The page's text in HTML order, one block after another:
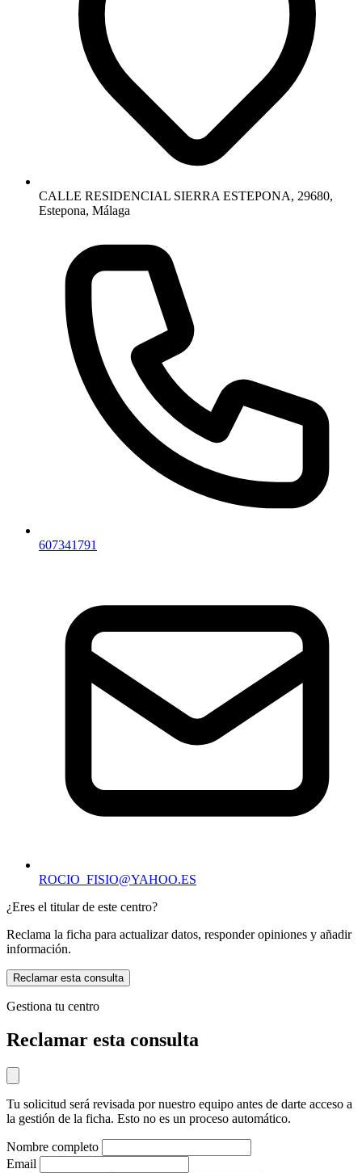
CALLE RESIDENCIAL SIERRA ESTEPONA, 29680,
Estepona, Málaga
607341791
ROCIO_FISIO@YAHOO.ES
¿Eres el titular de este centro?
Reclama la ficha para actualizar datos, responder opiniones y añadir
información.
Reclamar esta consulta
Gestiona tu centro
Reclamar esta consulta
Tu solicitud será revisada por nuestro equipo antes de darte acceso a
la gestión de la ficha. Esto no es un proceso automático.
Nombre completo
Email